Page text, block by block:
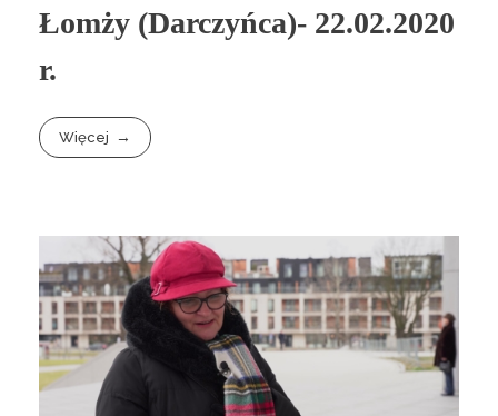
Łomży (Darczyńca)- 22.02.2020
r.
Więcej